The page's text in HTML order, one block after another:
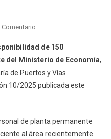
ComentarioEn
A
Disponibilidad
A
150
Planta
Permanente
de 150
del Ministerio de Economía,
de Puertos y Vías
10/2025 publicada este
de planta permanente
al área recientemente